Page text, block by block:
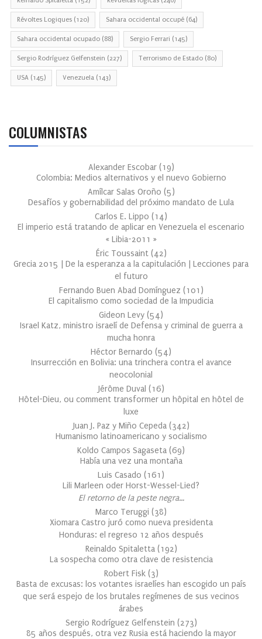
Révoltes Logiques (120) Sahara occidental occupé (64)
Sahara occidental ocupado (88) Sergio Ferrari (145)
Sergio Rodríguez Gelfenstein (227) Terrorismo de Estado (80)
USA (145) Venezuela (143)
COLUMNISTAS
Alexander Escobar (19)
Colombia: Medios alternativos y el nuevo Gobierno
Amílcar Salas Oroño (5)
Desafíos y gobernabilidad del próximo mandato de Lula
Carlos E. Lippo (14)
El imperio está tratando de aplicar en Venezuela el escenario
« Libia-2011 »
Éric Toussaint (42)
Grecia 2015 | De la esperanza a la capitulación | Lecciones para
el futuro
Fernando Buen Abad Domínguez (101 )
El capitalismo como sociedad de la Impudicia
Gideon Levy (54)
Israel Katz, ministro israelí de Defensa y criminal de guerra a
mucha honra
Héctor Bernardo (54)
Insurrección en Bolivia: una trinchera contra el avance
neocolonial
Jérôme Duval (16)
Hôtel-Dieu, ou comment transformer un hôpital en hôtel de
luxe
Juan J. Paz y Miño Cepeda (342)
Humanismo latinoamericano y socialismo
Koldo Campos Sagaseta (69)
Había una vez una montaña
Luis Casado (161 )
Lili Marleen oder Horst-Wessel-Lied?
El retorno de la peste negra…
Marco Teruggi (38)
Xiomara Castro juró como nueva presidenta
Honduras: el regreso 12 años después
Reinaldo Spitaletta (192)
La sospecha como otra clave de resistencia
Robert Fisk (3)
Basta de excusas: los votantes israelíes han escogido un país
que será espejo de los brutales regímenes de sus vecinos
árabes
Sergio Rodríguez Gelfenstein (273)
85 años después, otra vez Rusia está haciendo la mayor